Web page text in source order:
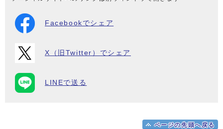
Facebookでシェア
X（旧Twitter）でシェア
LINEで送る
ページの先頭へ戻る